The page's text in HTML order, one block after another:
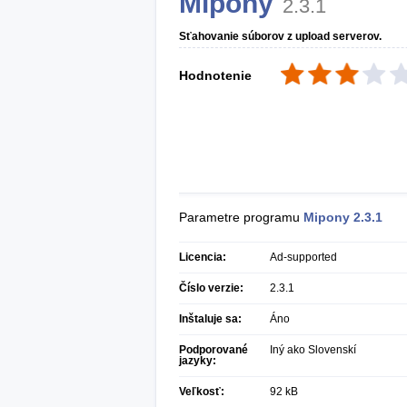
2.3.1
Sťahovanie súborov z upload serverov.
Hodnotenie
Parametre programu Mipony 2.3.1
Licencia: Ad-supported
Číslo verzie: 2.3.1
Inštaluje sa: Áno
Podporované
jazyky:
Iný ako Slovenskí
Veľkosť: 92 kB